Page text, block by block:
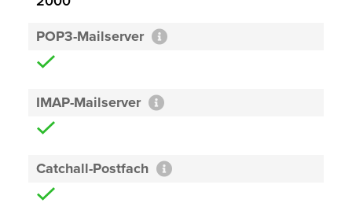
POP3-Mailserver
IMAP-Mailserver
Catchall-Postfach